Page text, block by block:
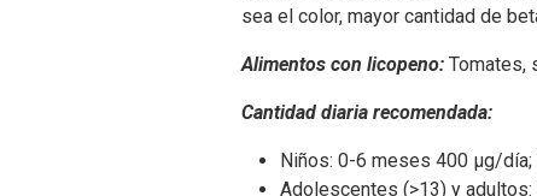
sea el color, mayor cantidad de
Alimentos con licopeno: Tomates,
Cantidad diaria recomendada:
Niños: 0-6 meses 400 μg/
Adolescentes (>13) y